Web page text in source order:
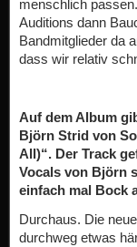
menschlich
Auditions dann
Bandmitglieder da
dass wir relativ
Auf dem Album
Björn Strid von
All)“. Der Track
Vocals von Björn
einfach mal Bock
Durchaus. Die
durchweg etwas